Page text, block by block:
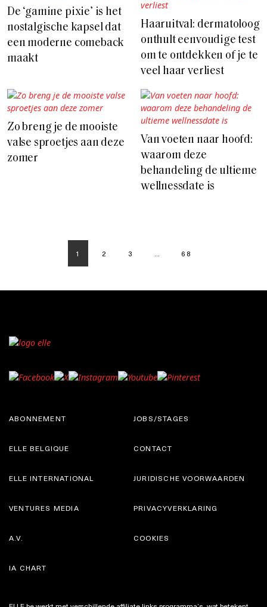
De ‘gamine pixie’ is het
nostalgische kapsel dat
een moderne comeback
maakt
Haaruitval: dermatoloog
onthult eenvoudige test
om te ontdekken of je te
veel haar verliest
Zo breng je de mooiste
valse sproetjes aan deze
zomer
Van voeten naar hoofd:
waarom deze
behandeling de ultieme
wellnessdate is
1 2 3 … 68
ABONNEMENT
ELLE BELGIQUE
JOBS/STAGES
CONTACT
ELLE INTERNATIONAL
VENTURES MEDIA
JURIDISCHE VOORWAARDEN
PRIVACYVERKLARING
A.V.
IA CHART
COOKIES